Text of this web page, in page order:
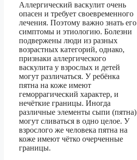
Аллергический васкулит очень
опасен и требует своевременного
лечения. Поэтому важно знать его
симптомы и этиологию. Болезни
подвержены люди из разных
возрастных категорий, однако,
признаки аллергического
васкулита у взрослых и детей
могут различаться. У ребёнка
пятна на коже имеют
геморрагический характер, и
нечёткие границы. Иногда
различные элементы сыпи (пятна)
могут сливаться в одно целое. У
взрослого же человека пятна на
коже имеют чётко очерченные
границы.